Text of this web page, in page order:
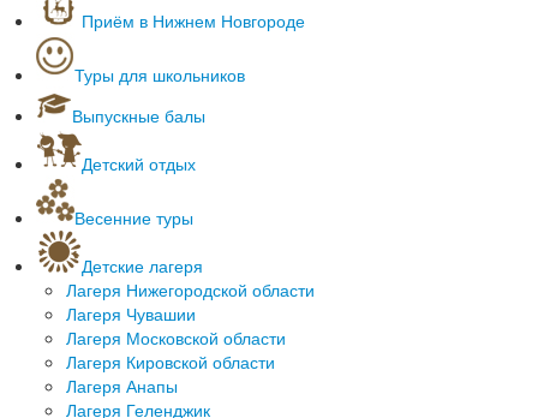
Лечение зарубежом
Обучение зарубежом
Экскурсионные туры по Европе
Спортивные туры
Отдых родителей с детьми
Туры выходного дня
Горнолыжные туры в России
Cанатории и дома отдыха России
Экскурсионные туры
Туры из Нижнего Новгорода
Приём в Нижнем Новгороде
Туры для школьников
Мастер-классы
Экскурсии на предприятия
Интерактивные программы
Познавательные программы
Квесты для детей
Экскурсии по Нижегородской области
Экскурсии по России
Зарубежные туры для школьников
Однодневные экскурсии
Для начальной школы
Для старшеклассников
Выпускные балы
Детский отдых
Новогодний детский отдых
Квесты для детей
Весенние туры
Масленичные гулянья
Детские лагеря
Лагеря Нижегородской области
Лагеря Чувашии
Лагеря Московской области
Лагеря Кировской области
Лагеря Анапы
Лагеря Геленджик